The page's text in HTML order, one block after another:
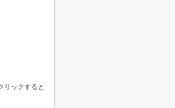
リックすると